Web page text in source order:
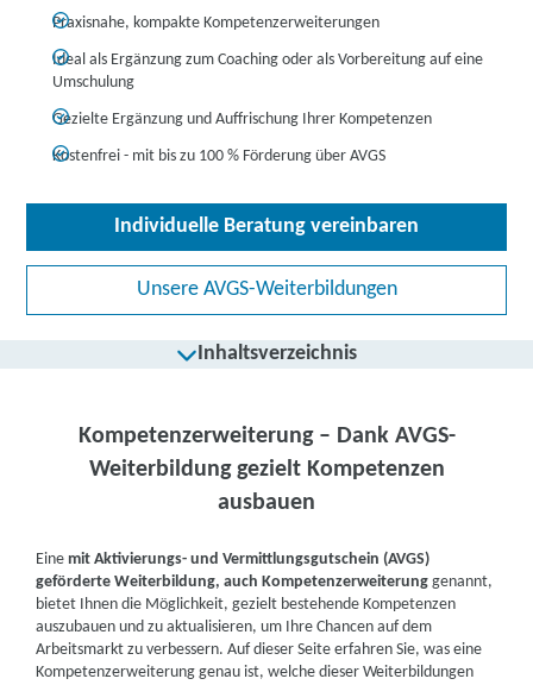
Praxisnahe, kompakte Kompetenzerweiterungen
Ideal als Ergänzung zum Coaching oder als Vorbereitung auf eine
Umschulung
Gezielte Ergänzung und Auffrischung Ihrer Kompetenzen
Kostenfrei - mit bis zu 100 % Förderung über AVGS
Individuelle Beratung vereinbaren
Unsere AVGS-Weiterbildungen
Inhaltsverzeichnis
2. Wie kann ich an einer Kompetenzerweiterung teilnehmen?
kombinieren?
5. Für wen eignet sich eine Kompetenzerweiterung?
6. Was ist der Unterschied zwischen einer Kompetenzerweiterung, einem
Kompetenzcoaching und einer Weiterbildung?
Kompetenzerweiterung – Dank AVGS-
Weiterbildung gezielt Kompetenzen
ausbauen
Eine mit Aktivierungs- und Vermittlungsgutschein (AVGS)
geförderte Weiterbildung, auch Kompetenzerweiterung genannt,
bietet Ihnen die Möglichkeit, gezielt bestehende Kompetenzen
auszubauen und zu aktualisieren, um Ihre Chancen auf dem
Arbeitsmarkt zu verbessern. Auf dieser Seite erfahren Sie, was eine
Kompetenzerweiterung genau ist, welche dieser Weiterbildungen